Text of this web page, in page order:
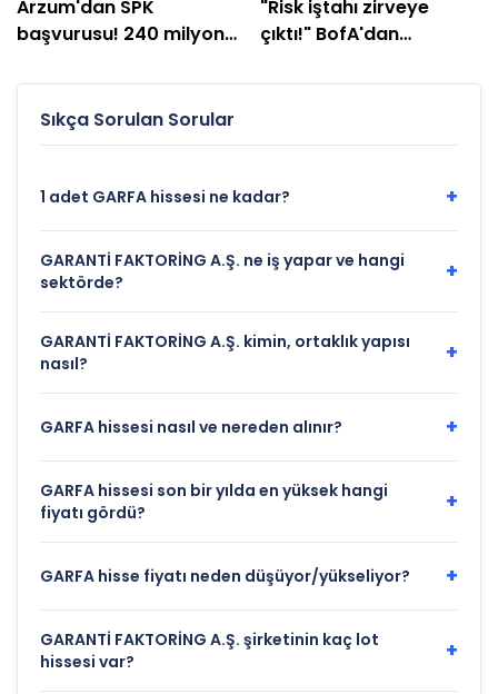
Arzum'dan SPK
başvurusu! 240 milyon
"Risk iştahı zirveye
çıktı!" BofA'dan
olun" uyarısı
Sıkça Sorulan Sorular
1 adet GARFA hissesi ne kadar? +
GARANTİ FAKTORİNG A.Ş. ne iş yapar ve hangi
sektörde?
+
GARANTİ FAKTORİNG A.Ş. kimin, ortaklık yapısı
nasıl?
+
GARFA hissesi nasıl ve nereden alınır? +
GARFA hissesi son bir yılda en yüksek hangi
fiyatı gördü?
+
GARFA hisse fiyatı neden düşüyor/yükseliyor? +
GARANTİ FAKTORİNG A.Ş. şirketinin kaç lot
hissesi var?
+